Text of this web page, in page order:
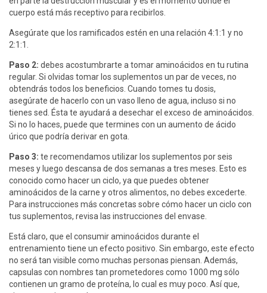
cuerpo está más receptivo para recibirlos.
Asegúrate que los ramificados estén en una relación 4:1:1 y no
2:1:1.
Paso 2: debes acostumbrarte a tomar aminoácidos en tu rutina
regular. Si olvidas tomar los suplementos un par de veces, no
obtendrás todos los beneficios. Cuando tomes tu dosis,
asegúrate de hacerlo con un vaso lleno de agua, incluso si no
tienes sed. Ésta te ayudará a desechar el exceso de aminoácidos.
Si no lo haces, puede que termines con un aumento de ácido
úrico que podría derivar en gota.
Paso 3: te recomendamos utilizar los suplementos por seis
meses y luego descansa de dos semanas a tres meses. Esto es
conocido como hacer un ciclo, ya que puedes obtener
aminoácidos de la carne y otros alimentos, no debes excederte.
Para instrucciones más concretas sobre cómo hacer un ciclo con
tus suplementos, revisa las instrucciones del envase.
Está claro, que el consumir aminoácidos durante el
entrenamiento tiene un efecto positivo. Sin embargo, este efecto
no será tan visible como muchas personas piensan. Además,
capsulas con nombres tan prometedores como 1000 mg sólo
contienen un gramo de proteína, lo cual es muy poco. Así que,